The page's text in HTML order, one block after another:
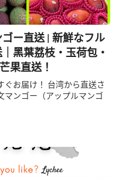
ー直送 | 新鮮なフル
黑葉荔枝・玉荷包・
果直送！
お届け！ 台湾から直送さ
マンゴー（アップルマンゴ